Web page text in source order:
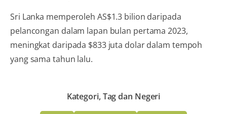
Sri Lanka memperoleh AS$1.3 bilion daripada
pelancongan dalam lapan bulan pertama 2023,
meningkat daripada $833 juta dolar dalam tempoh
yang sama tahun lalu.
Kategori, Tag dan Negeri